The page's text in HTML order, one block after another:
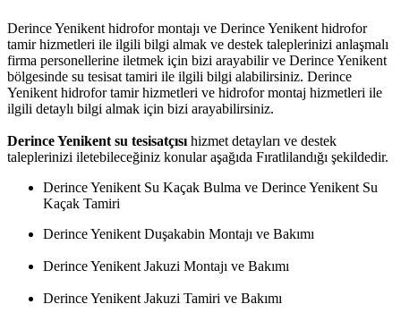
Derince Yenikent hidrofor montajı ve Derince Yenikent hidrofor
tamir hizmetleri ile ilgili bilgi almak ve destek taleplerinizi anlaşmalı
firma personellerine iletmek için bizi arayabilir ve Derince Yenikent
bölgesinde su tesisat tamiri ile ilgili bilgi alabilirsiniz. Derince
Yenikent hidrofor tamir hizmetleri ve hidrofor montaj hizmetleri ile
ilgili detaylı bilgi almak için bizi arayabilirsiniz.
Derince Yenikent su tesisatçısı hizmet detayları ve destek
taleplerinizi iletebileceğiniz konular aşağıda Fıratlilandığı şekildedir.
Derince Yenikent Su Kaçak Bulma ve Derince Yenikent Su
Kaçak Tamiri
Derince Yenikent Duşakabin Montajı ve Bakımı
Derince Yenikent Jakuzi Montajı ve Bakımı
Derince Yenikent Jakuzi Tamiri ve Bakımı